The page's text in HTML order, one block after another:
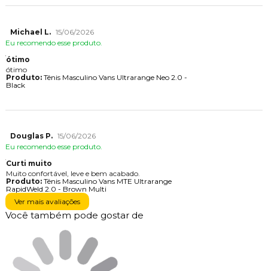
Michael L. 15/06/2026
Eu recomendo esse produto.
ótimo
ótimo
Produto:Tênis Masculino Vans Ultrarange Neo 2.0 -
Black
Douglas P. 15/06/2026
Eu recomendo esse produto.
Curti muito
Muito confortável, leve e bem acabado.
Produto:Tênis Masculino Vans MTE Ultrarange
RapidWeld 2.0 - Brown Multi
Ver mais avaliações
Você também pode gostar de